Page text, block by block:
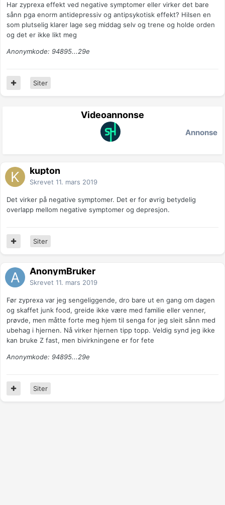
Har zyprexa effekt ved negative symptomer eller virker det bare
sånn pga enorm antidepressiv og antipsykotisk effekt? Hilsen en
som plutselig klarer lage seg middag selv og trene og holde orden
og det er ikke likt meg
Anonymkode: 94895...29e
Siter
Videoannonse
Annonse
kupton
Skrevet 11. mars 2019
Det virker på negative symptomer. Det er for øvrig betydelig
overlapp mellom negative symptomer og depresjon.
Siter
AnonymBruker
Skrevet 11. mars 2019
Før zyprexa var jeg sengeliggende, dro bare ut en gang om dagen
og skaffet junk food, greide ikke være med familie eller venner,
prøvde, men måtte forte meg hjem til senga for jeg sleit sånn med
ubehag i hjernen. Nå virker hjernen tipp topp. Veldig synd jeg ikke
kan bruke Z fast, men bivirkningene er for fete
Anonymkode: 94895...29e
Siter